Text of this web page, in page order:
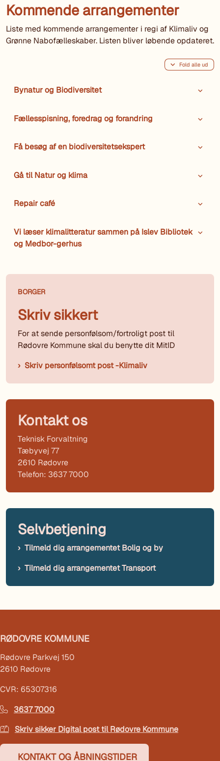
Kommende arrangementer
Liste med kommende arrangementer i regi af Klimaliv og
Grønne Nabofælleskaber. Listen bliver løbende opdateret.
Fold alle ud
Bynatur og Biodiversitet
Fællesspisning, foredrag og forandring
Få besøg af en biodiversitetsekspert
Gå til Natur og klima
Repair café
Vi læser klimalitteratur sammen på Islev Bibliotek
og Medbor-gerhus
BORGER
Skriv sikkert
For at sende personfølsom/fortroligt post til
Rødovre Kommune skal du benytte dit MitID
Skriv personfølsomt post -Klimaliv
Kontakt os
Teknisk Forvaltning
Tæbyvej 77
2610 Rødovre
Telefon: 3637 7000
Selvbetjening
Tilmeld dig arrangementet Bolig og by
Tilmeld dig arrangementet Transport
RØDOVRE KOMMUNE
Rødovre Parkvej 150
2610 Rødovre
CVR: 65307316
3637 7000
Skriv sikker Digital post til Rødovre Kommune
KONTAKT OG ÅBNINGSTIDER